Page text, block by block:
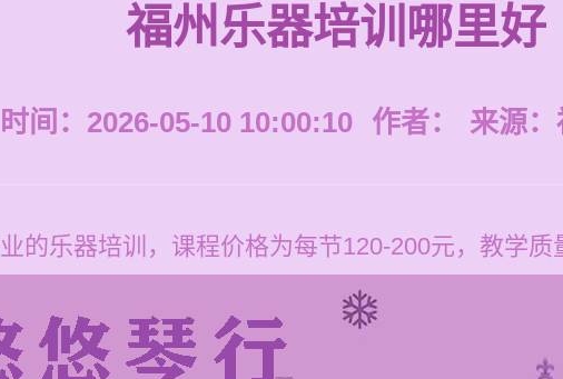
福州乐器培训哪里好
时间：2026-05-10 10:00:10 作者： 来源：
的乐器培训，课程价格为每节120-200元，教学